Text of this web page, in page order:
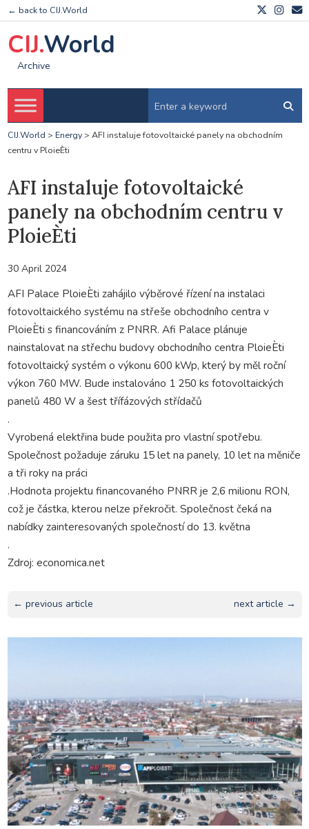
← back to CIJ.World
CIJ.World
Archive
CIJ.World > Energy> AFI instaluje fotovoltaické panely na obchodním
centru v PloieÈti
AFI instaluje fotovoltaické
panely na obchodním centru v
PloieÈti
30 April 2024
AFI Palace PloieÈti zahájilo výběrové řízení na instalaci
fotovoltaického systému na střeše obchodního centra v
PloieÈti s financováním z PNRR. Afi Palace plánuje
nainstalovat na střechu budovy obchodního centra PloieÈti
fotovoltaický systém o výkonu 600 kWp, který by měl roční
výkon 760 MW. Bude instalováno 1 250 ks fotovoltaických
panelů 480 W a šest třífázových střídačů
.
Vyrobená elektřina bude použita pro vlastní spotřebu.
Společnost požaduje záruku 15 let na panely, 10 let na měniče
a tři roky na práci
.Hodnota projektu financovaného PNRR je 2,6 milionu RON,
což je částka, kterou nelze překročit. Společnost čeká na
nabídky zainteresovaných společností do 13. května
.
Zdroj: economica.net
← previous article next article →